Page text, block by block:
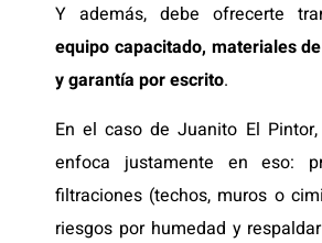
Y además, debe ofrecerte
equipo capacitado, materiales
y garantía por escrito.
En el caso de Juanito El
enfoca justamente en eso:
filtraciones (techos, muros o
riesgos por humedad y